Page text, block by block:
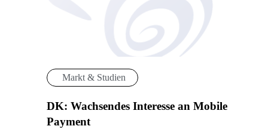
Markt & Studien
DK: Wachsendes Interesse an Mobile
Payment